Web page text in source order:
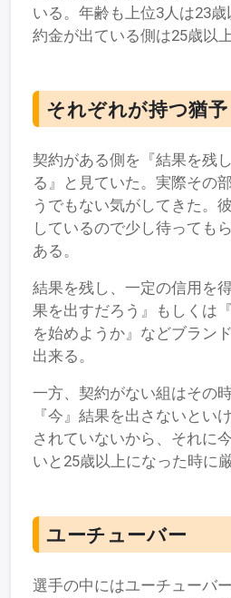
いる。年齢も上位3人は23
約金が出ている側は25歳以上
それぞれが持つ猶予
契約がある側を『結果を残
る』と見ていた。実際その
うでもない気がしてきた。
しているので少し待っても
ある。
結果を残し、一定の信用を
果を出すだろう』もしくは
を始めようか』などブラン
出来る。
一方、契約がない組はその
『今』結果を出さないとい
されていないから、それに
いと25歳以上になった時に
ユーチューバー
選手の中にはユーチューバ